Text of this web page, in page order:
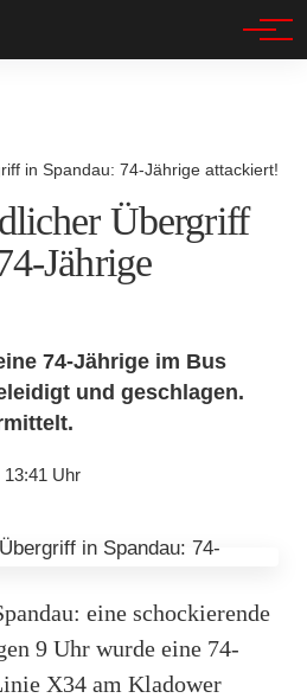
in Spandau: 74-Jährige attackiert!
Übergriff
Jährige
74-Jährige im Bus
und geschlagen.
13:41 Uhr
eine schockierende
9 Uhr wurde eine 74-
X34 am Kladower